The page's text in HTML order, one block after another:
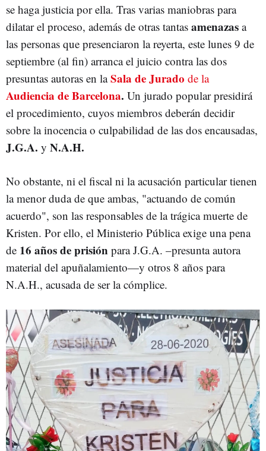
se haga justicia por ella. Tras varias maniobras para
dilatar el proceso, además de otras tantas amenazas a
las personas que presenciaron la reyerta, este lunes 9 de
septiembre (al fin) arranca el juicio contra las dos
presuntas autoras en laSala de Jurado de la
Audiencia de Barcelona. Un jurado popular presidirá
el procedimiento, cuyos miembros deberán decidir
sobre la inocencia o culpabilidad de las dos encausadas,
J.G.A. y N.A.H.
No obstante, ni el fiscal ni la acusación particular tienen
la menor duda de que ambas, "actuando de común
acuerdo", son las responsables de la trágica muerte de
Kristen. Por ello, el Ministerio Pública exige una pena
de 16 años de prisión para J.G.A. –presunta autora
material del apuñalamiento—y otros 8 años para
N.A.H., acusada de ser la cómplice.